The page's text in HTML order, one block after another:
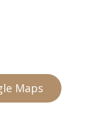
Maps